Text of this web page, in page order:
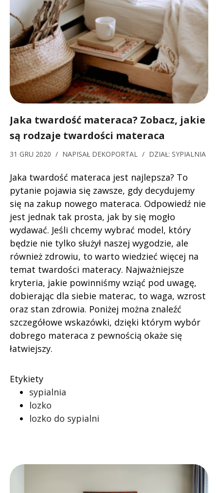
Jaka twardość materaca? Zobacz, jakie
są rodzaje twardości materaca
31 GRU 2020 / NAPISAŁ DEKOPORTAL / DZIAŁ: SYPIALNIA
Jaka twardość materaca jest najlepsza? To
pytanie pojawia się zawsze, gdy decydujemy
się na zakup nowego materaca. Odpowiedź nie
jest jednak tak prosta, jak by się mogło
wydawać. Jeśli chcemy wybrać model, który
będzie nie tylko służył naszej wygodzie, ale
również zdrowiu, to warto wiedzieć więcej na
temat twardości materacy. Najważniejsze
kryteria, jakie powinniśmy wziąć pod uwagę,
dobierając dla siebie materac, to waga, wzrost
oraz stan zdrowia. Poniżej można znaleźć
szczegółowe wskazówki, dzięki którym wybór
dobrego materaca z pewnością okaże się
łatwiejszy.
Etykiety
sypialnia
lozko
lozko do sypialni